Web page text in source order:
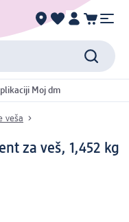
Moj dm
veša
za veš, 1,452 kg